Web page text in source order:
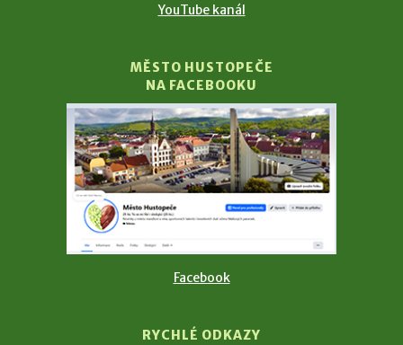
YouTube kanál
MĚSTO HUSTOPEČE
NA FACEBOOKU
Facebook
RYCHLÉ ODKAZY